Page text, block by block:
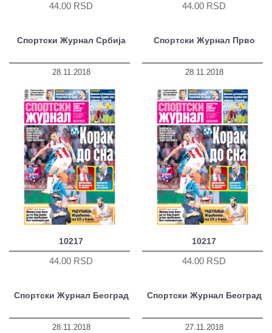
44.00 RSD 44.00 RSD
Спортски Журнал Србија
28.11.2018
10217
44.00 RSD
Спортски Журнал Прво
28.11.2018
10217
44.00 RSD
Спортски Журнал Београд
28.11.2018
Спортски Журнал Београд
27.11.2018